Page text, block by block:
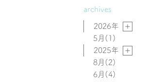
archives
2026年
5月 (1)
2025年
8月 (2)
6月 (4)